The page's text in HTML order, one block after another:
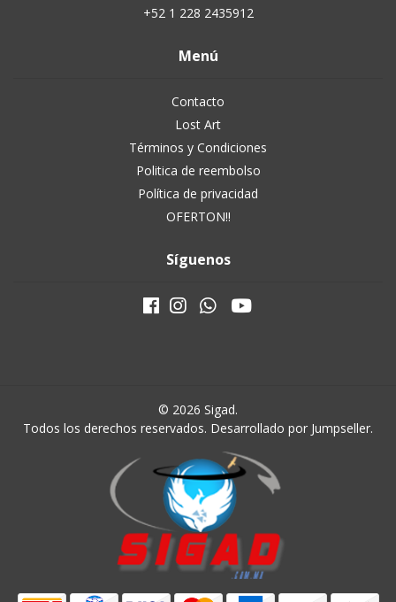
+52 1 228 2435912
Menú
Contacto
Lost Art
Términos y Condiciones
Politica de reembolso
Política de privacidad
OFERTON!!
Síguenos
© 2026 Sigad.
Todos los derechos reservados. Desarrollado por Jumpseller.